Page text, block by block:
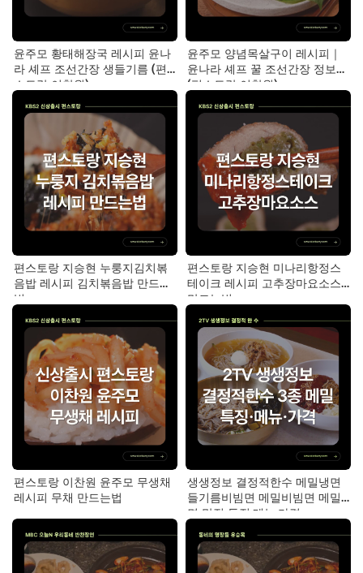
윤주모 황태해장국 레시피 윤나
라 셰프 조선간장 생들기름 (편
스토랑 이찬원)
윤주모 양념목살구이 레시피｜
윤나라 셰프 꿀 조선간장 정보
(편스토랑 이찬원)
편스토랑 지승현 누룽지김치볶
음밥 레시피 김치볶음밥 만드는
법
편스토랑 지승현 미나리항정스
테이크 레시피 고추장마요소스
만드는법
편스토랑 이찬원 윤주모 무생채
레시피 무채 만드는법
생생정보 결정적한수 메밀냉면
들기름비빔면 메밀비빔면 메밀
면 맛집 특징·메뉴·가격